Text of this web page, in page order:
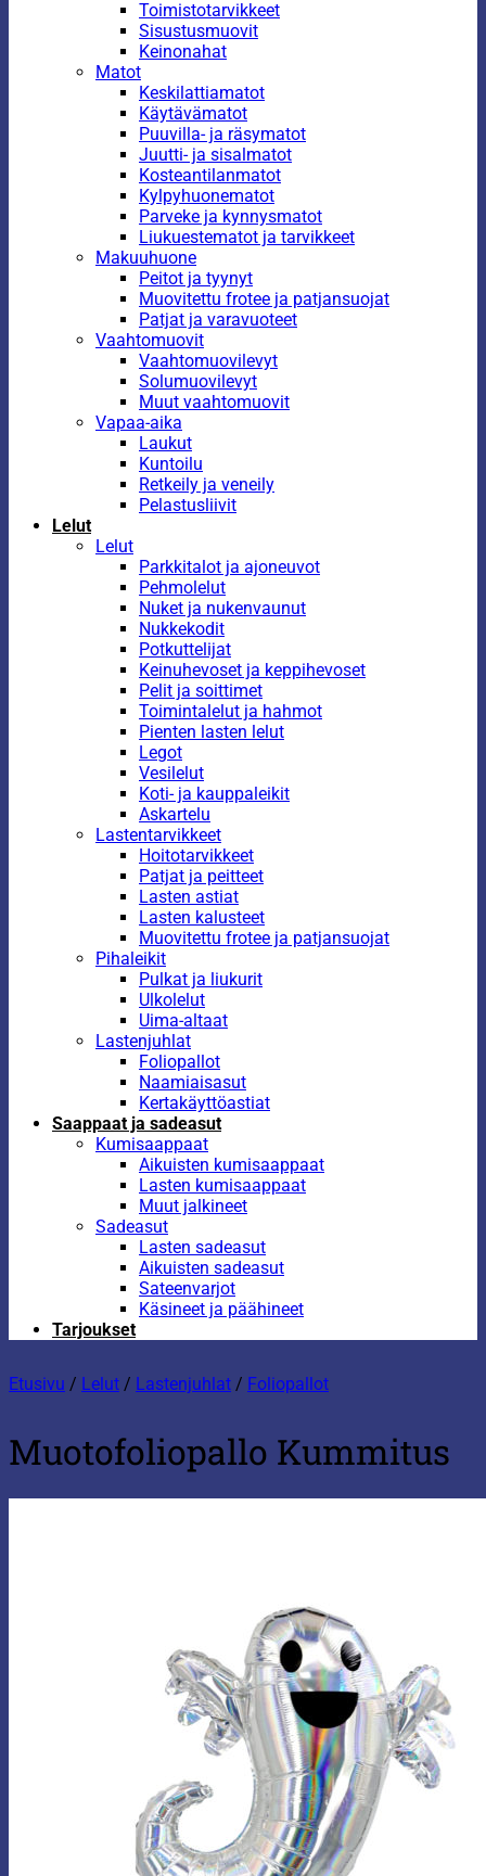
Toimistotarvikkeet
Sisustusmuovit
Keinonahat
Matot
Keskilattiamatot
Käytävämatot
Puuvilla- ja räsymatot
Juutti- ja sisalmatot
Kosteantilanmatot
Kylpyhuonematot
Parveke ja kynnysmatot
Liukuestematot ja tarvikkeet
Makuuhuone
Peitot ja tyynyt
Muovitettu frotee ja patjansuojat
Patjat ja varavuoteet
Vaahtomuovit
Vaahtomuovilevyt
Solumuovilevyt
Muut vaahtomuovit
Vapaa-aika
Laukut
Kuntoilu
Retkeily ja veneily
Pelastusliivit
Lelut
Lelut
Parkkitalot ja ajoneuvot
Pehmolelut
Nuket ja nukenvaunut
Nukkekodit
Potkuttelijat
Keinuhevoset ja keppihevoset
Pelit ja soittimet
Toimintalelut ja hahmot
Pienten lasten lelut
Legot
Vesilelut
Koti- ja kauppaleikit
Askartelu
Lastentarvikkeet
Hoitotarvikkeet
Patjat ja peitteet
Lasten astiat
Lasten kalusteet
Muovitettu frotee ja patjansuojat
Pihaleikit
Pulkat ja liukurit
Ulkolelut
Uima-altaat
Lastenjuhlat
Foliopallot
Naamiaisasut
Kertakäyttöastiat
Saappaat ja sadeasut
Kumisaappaat
Aikuisten kumisaappaat
Lasten kumisaappaat
Muut jalkineet
Sadeasut
Lasten sadeasut
Aikuisten sadeasut
Sateenvarjot
Käsineet ja päähineet
Tarjoukset
Etusivu / Lelut / Lastenjuhlat / Foliopallot
Muotofoliopallo Kummitus